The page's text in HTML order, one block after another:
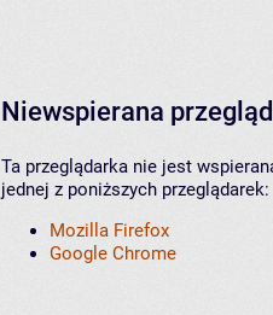
Niewspierana
Ta przeglądarka nie jest
jednej z poniższych przeglądarek:
Mozilla Firefox
Google Chrome